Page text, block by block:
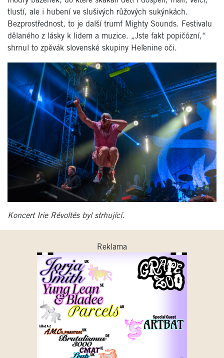
tlustí, ale i hubení ve slušivých růžových sukýnkách.
Bezprostřednost, to je další trumf Mighty Sounds. Festivalu
dělaného z lásky k lidem a muzice. „Jste fakt popičózní,“
shrnul to zpěvák slovenské skupiny Heľenine oči.
Koncert Irie Révoltés byl strhující.
Reklama